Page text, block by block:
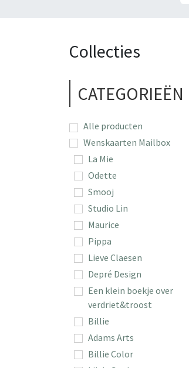
Collecties
CATEGORIEËN
Alle producten
Wenskaarten Mailbox
La Mie
Odette
Smooj
Studio Lin
Maurice
Pippa
Lieve Claesen
Depré Design
Een klein boekje over
verdriet&troost
Billie
Adams Arts
Billie Color